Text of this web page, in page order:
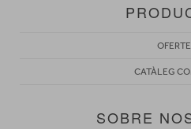
CATÀLEG
SOBRE